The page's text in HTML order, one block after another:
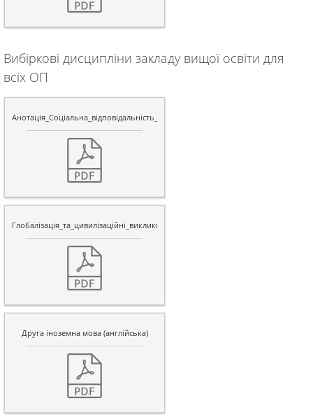
Вибіркові дисципліни закладу вищої освіти для
всіх ОП
Анотація_Соціальна_відповідальність_ОрловськаЮ.В._МЕПУА
Глобалiзацiя_та_цивилiзацiйнi_виклики
Друга іноземна мова (англійська)